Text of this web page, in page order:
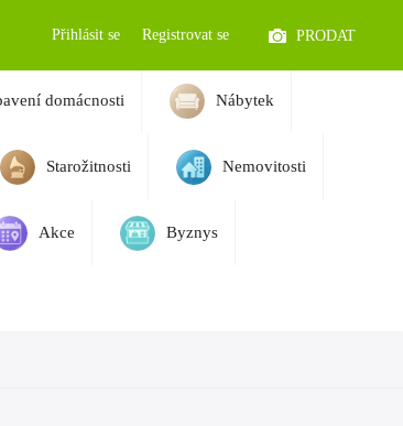
Přihlásit se Registrovat se PRODAT
domácnosti Nábytek
Starožitnosti Nemovitosti
Akce Byznys